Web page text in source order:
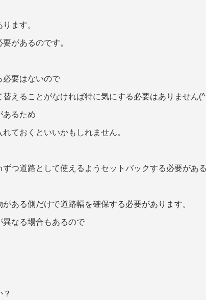
ます。
があるのです。
必要はないので
えることがなければ特に気にする必要はありません
あるため
ておくといいかもしれません。
つ道路として使えるようセットバックする必要があ
ある側だけで道路幅を確保する必要があります。
異なる場合もあるので